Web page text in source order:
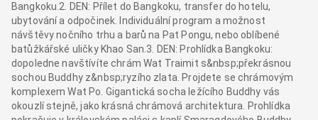
Bangkoku.2. DEN: Přílet do Bangkoku, transfer do hotelu,
ubytování a odpočinek. Individuální program a možnost
návštěvy nočního trhu a barů na Pat Pongu, nebo oblíbené
batůžkářské uličky Khao San.3. DEN: Prohlídka Bangkoku:
dopoledne navštívíte chrám Wat Traimit s&nbsp;překrásnou
sochou Buddhy z&nbsp;ryzího zlata. Projdete se chrámovým
komplexem Wat Po. Gigantická socha ležícího Buddhy vás
okouzlí stejně, jako krásná chrámová architektura. Prohlídka